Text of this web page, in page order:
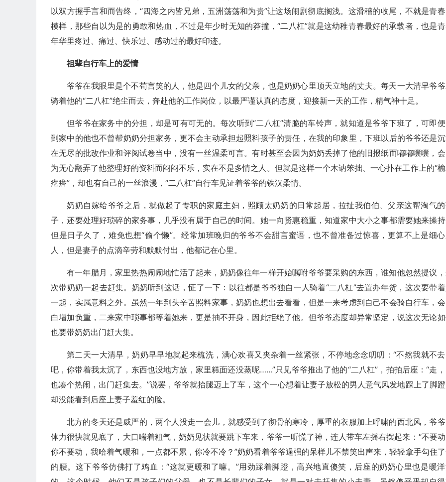
以双方握手言和而告终，“四海之内皆兄弟，五洲荡荡和为贵”让这场闹剧彻底搁浅。这滑稽的收尾，不就是青
模样，那些自以为是的勇敢和热血，不过是年少时无知的莽撞，“二八杠”就是这幼稚青春最好的承载者，也是
年华里疼过、痛过、快乐过、感动过的最好印迹。
祖辈自行车上的爱情
爷爷在我眼里是个不苟言笑的人，他是四个儿女的父亲，也是奶奶心里顶天立地的丈夫。每天一大清早爷
骑着他的“二八杠”绝尘而去，奔赴他的工作岗位，以最严谨认真的态度，迎接新一天的工作，精气神十足。
但爷爷在家务中的分担，却是可有可无的。每次听到“二八杠”清脆的车铃声，就知道是爷爷下班了，可即
到家中的他也不曾帮奶奶分担家务，更不会主动承担起照料孩子的责任，在我的印象里，下班以后的爷爷还是
在无尽的批改作业和评阅试卷当中，没有一丝温柔可言。有时甚至会因为奶奶丢掉了他的旧报纸而嘟嘟囔囔，
为无心翻弄了他整理好的资料而闷闷不乐，实在不是多情之人。但就是这样一个木讷笨拙、一心扑在工作上的“
疙瘩”，却也有自己的一丝浪漫，“二八杠”自行车见证着爷爷的铁汉柔情。
奶奶自嫁给爷爷之后，就做起了专职的家庭主妇，照顾太奶奶的日常起居，拉扯我伯伯、父亲这帮淘气
子，还要处理好琐碎的家务事，几乎没有属于自己的时间。她一向贤惠稳重，知道家中大小之事都需要她来操持
但是日子久了，难免也想“偷个懒”。经常加班晚归的爷爷不会甜言蜜语，也不曾准备过惊喜，更算不上是细心
人，但是妻子的点滴辛劳和默默付出，他都记在心里。
有一年腊月，家里热热闹闹地忙活了起来，奶奶像往年一样开始嘱咐爷爷要采购的东西，谁知他忽然提议
次带奶奶一起去赶集。奶奶听到这话，怔了一下：以往都是爷爷独自一人骑着“二八杠”去置办年货，这次要带
一起，实属意料之外。虽然一年到头辛苦照料家事，奶奶也想出去看看，但是一来考虑到自己不会骑自行车，
白增加负重，二来家中琐事都等着她来，更是抽不开身，因此拒绝了他。但爷爷态度却异常坚定，说这次无论
也要带奶奶出门赶大集。
第二天一大清早，奶奶早早地就起来梳洗，满心欢喜又夹杂着一丝紧张，不停地念念叨叨：“不然我就不
吧，你带着我太沉了，东西也没地方放，家里糕面还没蒸呢……”只见爷爷推出了他的“二八杠”，拍拍后座：“走
也凑个热闹，出门赶集去。”说罢，爷爷就抬腿迈上了车，这个一心想着让妻子放松的男人意气风发地踩上了脚蹬
却没能看到后座上妻子羞红的脸。
北方的冬天还是威严的，两个人没走一会儿，就感受到了彻骨的寒冷，厚重的衣服加上呼啸的西北风，爷
体力很快就见底了，大口喘着粗气，奶奶见状就要跳下车来，爷爷一听慌了神，连人带车左摇右摆起来：“不要动
你不要动，我哈着气暖和，一点都不累，你冷不冷？”奶奶看着爷爷逞强的呆样儿不禁笑出声来，轻轻拿手勾住
的腰。这下爷爷仿佛打了鸡血：“这就更暖和了嘛。”用劲踩着脚蹬，高兴地直傻笑，后座的奶奶心里也是暖